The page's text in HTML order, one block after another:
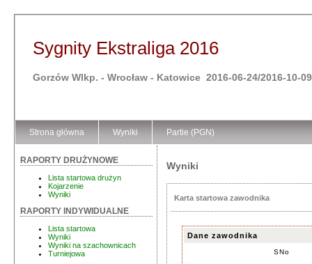
Sygnity Ekstraliga 2016
Gorzów Wlkp. - Wrocław - Katowice 2016-06-24/2016-10-09
Strona główna Wyniki Partie (PGN)
RAPORTY DRUŻYNOWE
Lista startowa drużyn
Kojarzenie
Wyniki
RAPORTY INDYWIDUALNE
Lista startowa
Wyniki
Wyniki na szachownicach
Turniejowa
Wyniki
Karta startowa zawodnika
Dane zawodnika
SNo